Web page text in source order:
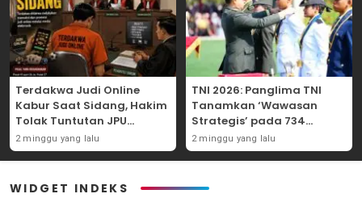
Terdakwa Judi Online
Kabur Saat Sidang, Hakim
Tolak Tuntutan JPU
Tanjung Perak karena
Gagal Hadirkan Hartono
2 minggu yang lalu
TNI 2026: Panglima TNI
Tanamkan ‘Wawasan
Strategis’ pada 734
Perwira Baru, Tekankan
Netralitas dan Integritas
2 minggu yang lalu
WIDGET INDEKS